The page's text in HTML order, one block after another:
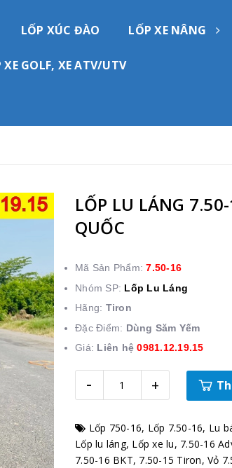
LỐP XÚC ĐÀO LỐP XE NÂNG
XE GOLF, XE ATV/UTV
LỐP LU LÁNG
QUỐC
Mã Sản Phẩm:7.50-16
Nhóm SP: Lốp Lu Láng
Hãng: Tiron
Đặc Điểm: Dùng Săm Yếm
Giá: Liên hệ 0981.12.19.15
- +
Lốp 750-16, Lốp 7.50-16, Lu
Lốp lu láng, Lốp xe lu, 7.50-16
7.50-16 BKT, 7.50-15 Tiron, Vỏ